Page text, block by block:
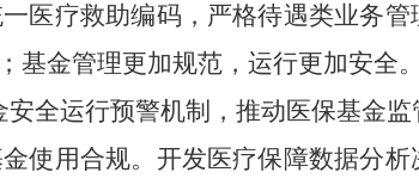
医疗救助编码，严格待遇类业务管
金管理更加规范，运行更加安全。
全运行预警机制，推动医保基金
使用合规。开发医疗保障数据分析